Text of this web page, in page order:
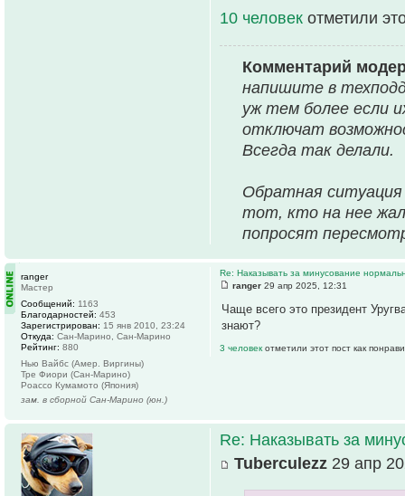
10 человек отметили
Комментарий
напишите в
уж тем более если
отключат
Всегда так делали.
Обратная
тот, кто на нее
попросят
Re: Наказывать за минусование
ranger 29 апр 2025, 12:31
Чаще всего это президент
знают?
3 человек отметили этот пост как
ranger
Мастер
Сообщений: 1163
Благодарностей: 453
Зарегистрирован: 15 янв 2010, 23:24
Откуда: Сан-Марино, Сан-Марино
Рейтинг: 880
Нью Вайбс (Амер. Виргины)
Тре Фиори (Сан-Марино)
Роассо Кумамото (Япония)
зам. в сборной Сан-Марино (юн.)
Re: Наказывать за
Tuberculezz 29 апр